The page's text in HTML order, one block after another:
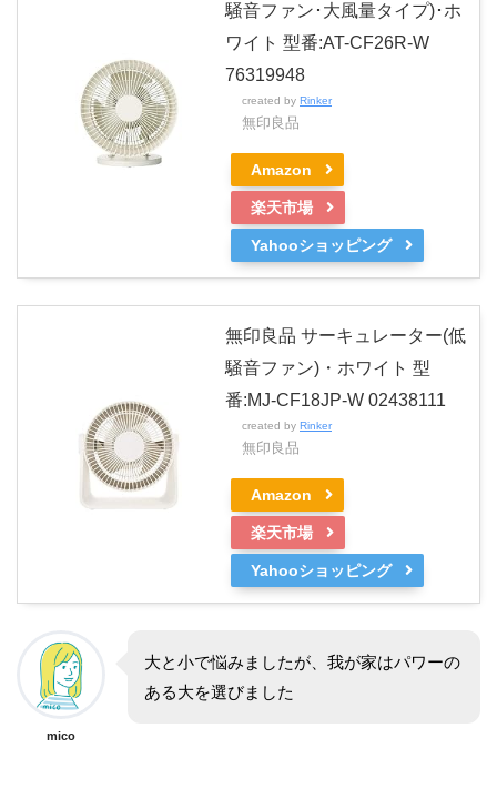
騒音ファン･大風量タイプ)･ホ
ワイト 型番:AT-CF26R-W
76319948
created by Rinker
無印良品
Amazon
楽天市場
Yahooショッピング
無印良品 サーキュレーター(低
騒音ファン)・ホワイト 型
番:MJ-CF18JP-W 02438111
created by Rinker
無印良品
Amazon
楽天市場
Yahooショッピング
mico
大と小で悩みましたが、我が家はパワーの
ある大を選びました